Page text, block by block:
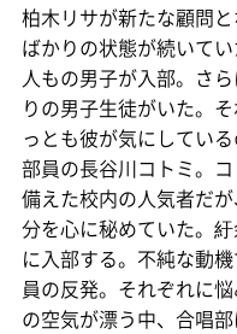
柏木リサが新たな顧問
ばかりの状態が続いて
人もの男子が入部。さ
りの男子生徒がいた。
っとも彼が気にしてい
部員の長谷川コトミ。
備えた校内の人気者だ
分を心に秘めていた。
に入部する。不純な動
員の反発。それぞれに
の空気が漂う中、合唱